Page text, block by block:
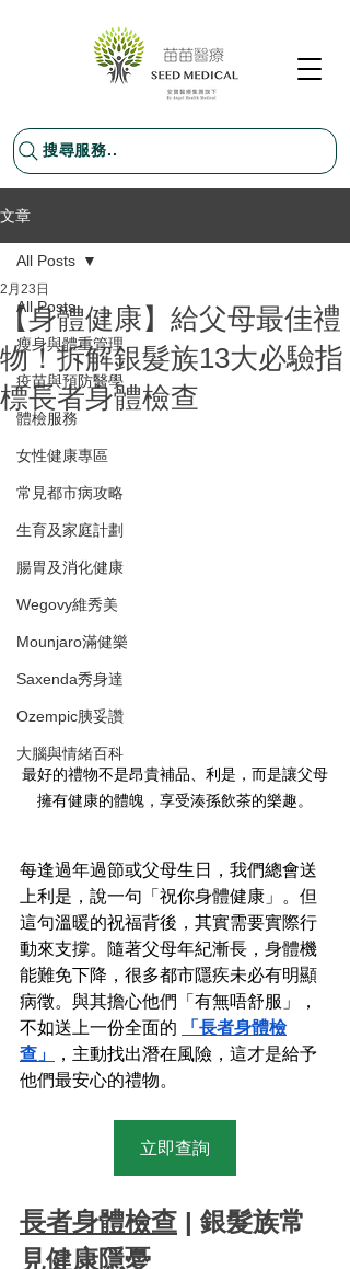
搜尋服務..
文章
All Posts
瘦身與體重管理
疫苗與預防醫學
體檢服務
女性健康專區
常見都市病攻略
生育及家庭計劃
腸胃及消化健康
Wegovy維秀美
Mounjaro滿健樂
Saxenda秀身達
Ozempic胰妥讚
大腦與情緒百科
All Posts
【身體健康】給父母最佳禮
物！拆解銀髮族13大必驗指
標長者身體檢查
2月23日
最好的禮物不是昂貴補品、利是，而是讓父母
擁有健康的體魄，享受湊孫飲茶的樂趣。
每逢過年過節或父母生日，我們總會送
上利是，說一句「祝你身體健康」。但
這句溫暖的祝福背後，其實需要實際行
動來支撐。隨著父母年紀漸長，身體機
能難免下降，很多都市隱疾未必有明顯
病徵。與其擔心他們「有無唔舒服」，
不如送上一份全面的
「長者身體檢
查」
，主動找出潛在風險，這才是給予
他們最安心的禮物。
立即查詢
長者身體檢查 | 銀髮族常
見健康隱憂